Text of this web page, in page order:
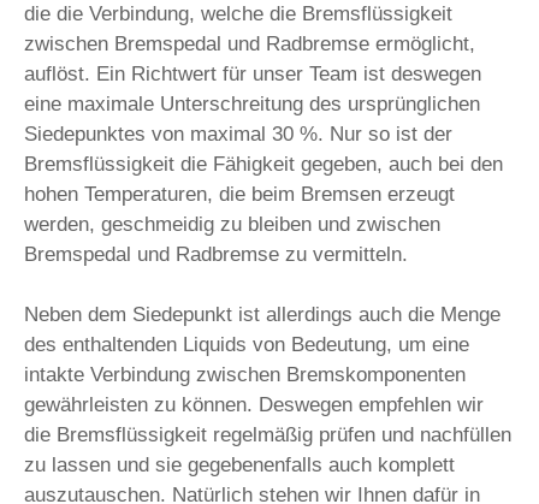
die die Verbindung, welche die Bremsflüssigkeit
zwischen Bremspedal und Radbremse ermöglicht,
auflöst. Ein Richtwert für unser Team ist deswegen
eine maximale Unterschreitung des ursprünglichen
Siedepunktes von maximal 30 %. Nur so ist der
Bremsflüssigkeit die Fähigkeit gegeben, auch bei den
hohen Temperaturen, die beim Bremsen erzeugt
werden, geschmeidig zu bleiben und zwischen
Bremspedal und Radbremse zu vermitteln.
Neben dem Siedepunkt ist allerdings auch die Menge
des enthaltenden Liquids von Bedeutung, um eine
intakte Verbindung zwischen Bremskomponenten
gewährleisten zu können. Deswegen empfehlen wir
die Bremsflüssigkeit regelmäßig prüfen und nachfüllen
zu lassen und sie gegebenenfalls auch komplett
auszutauschen. Natürlich stehen wir Ihnen dafür in